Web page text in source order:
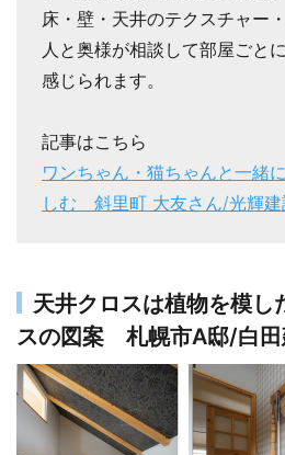
床・壁・天井のテクスチャー
人と奥様が相談して部屋ごと
感じられます。
記事はこちら
ワンちゃん・猫ちゃんと一緒
しむ 斜里町 大友さん/光輝建
天井クロスは植物を模し
スの図案 札幌市A邸/白田